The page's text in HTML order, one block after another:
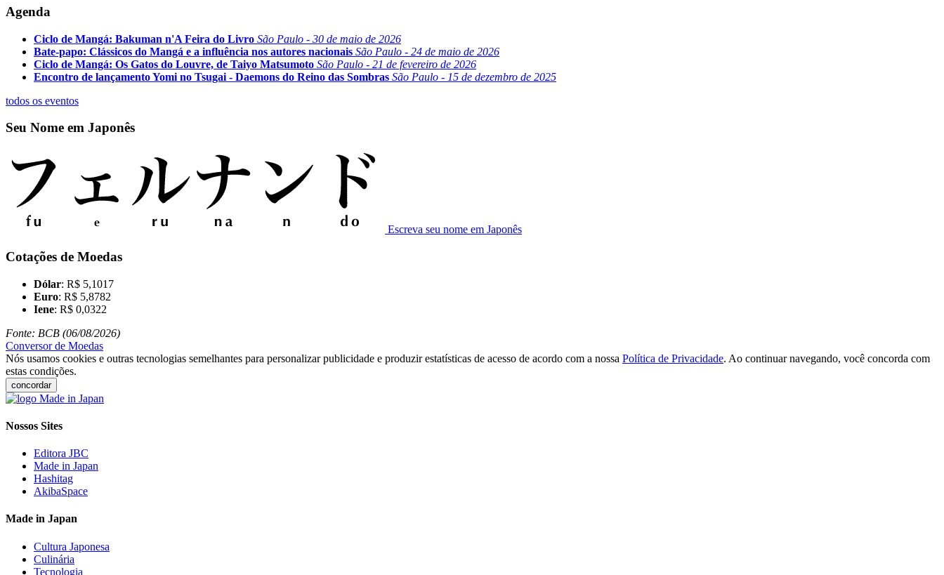
Agenda
Ciclo de Mangá: Bakuman n'A Feira do Livro São Paulo - 30 de maio de 2026
Bate-papo: Clássicos do Mangá e a influência nos autores nacionais São Paulo - 24 de maio de 2026
Ciclo de Mangá: Os Gatos do Louvre, de Taiyo Matsumoto São Paulo - 21 de fevereiro de 2026
Encontro de lançamento Yomi no Tsugai - Daemons do Reino das Sombras São Paulo - 15 de dezembro de 2025
todos os eventos
Seu Nome em Japonês
Escreva seu nome em Japonês
Cotações de Moedas
Dólar: R$ 5,1017
Euro: R$ 5,8782
Iene: R$ 0,0322
Fonte: BCB (06/08/2026)
Conversor de Moedas
Nós usamos cookies e outras tecnologias semelhantes para personalizar publicidade e produzir estatísticas de acesso de acordo com a nossa Política de Privacidade. Ao continuar navegando, você concorda com
estas condições.
concordar
Nossos Sites
Editora JBC
Made in Japan
Hashitag
AkibaSpace
Made in Japan
Cultura Japonesa
Culinária
Tecnologia